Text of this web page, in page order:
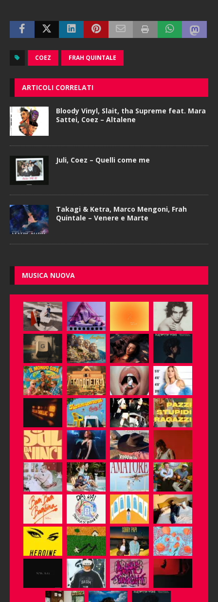
COEZ FRAH QUINTALE
ARTICOLI CORRELATI
Bloody Vinyl, Slait, tha Supreme feat. Mara
Sattei, Coez – Altalene
Juli, Coez – Quelli come me
Takagi & Ketra, Marco Mengoni, Frah
Quintale – Venere e Marte
MUSICA NUOVA